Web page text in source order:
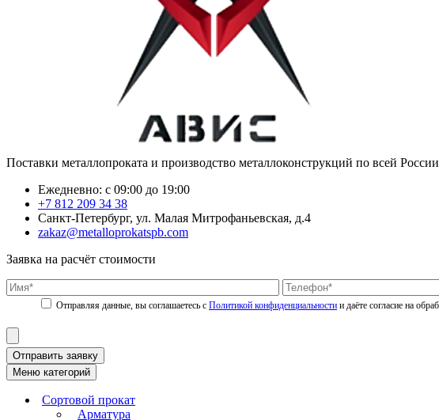
Поставки металлопроката и производство металлоконструкций по всей России
Ежедневно: с 09:00 до 19:00
+7 812 209 34 38
Санкт-Петербург, ул. Малая Митрофаньевская, д.4
zakaz@metalloprokatspb.com
Заявка на расчёт стоимости
Политикой конфиденциальности
Отправить заявку
Меню категорий
Сортовой прокат
Арматура